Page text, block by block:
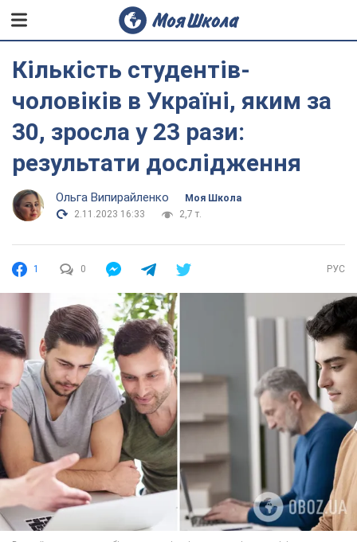
Кількість студентів-
чоловіків в Україні, яким за
30, зросла у 23 рази:
результати дослідження
Ольга Випирайленко
Моя Школа
2.11.2023 16:33
2,7 т.
1 0 РУС